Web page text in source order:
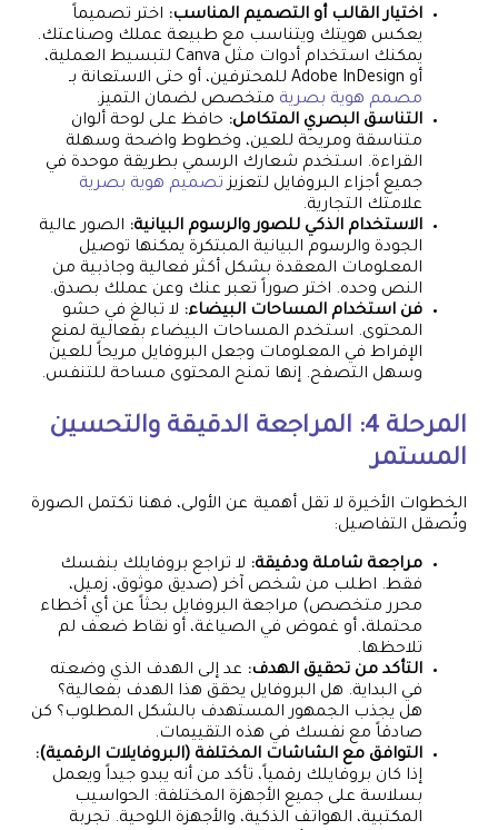
اختيار القالب أو التصميم المناسب: اختر تصميماً
يعكس هويتك ويتناسب مع طبيعة عملك وصناعتك.
يمكنك استخدام أدوات مثل Canva لتبسيط العملية،
أو Adobe InDesign للمحترفين، أو حتى الاستعانة بـ
مصمم هوية بصرية متخصص لضمان التميز.
التناسق البصري المتكامل: حافظ على لوحة ألوان
متناسقة ومريحة للعين، وخطوط واضحة وسهلة
القراءة. استخدم شعارك الرسمي بطريقة موحدة في
جميع أجزاء البروفايل لتعزيزتصميم هوية بصرية
علامتك التجارية.
الاستخدام الذكي للصور والرسوم البيانية: الصور عالية
الجودة والرسوم البيانية المبتكرة يمكنها توصيل
المعلومات المعقدة بشكل أكثر فعالية وجاذبية من
النص وحده. اختر صوراً تعبر عنك وعن عملك بصدق.
فن استخدام المساحات البيضاء: لا تبالغ في حشو
المحتوى. استخدم المساحات البيضاء بفعالية لمنع
الإفراط في المعلومات وجعل البروفايل مريحاً للعين
وسهل التصفح. إنها تمنح المحتوى مساحة للتنفس.
المرحلة 4: المراجعة الدقيقة والتحسين
المستمر
الخطوات الأخيرة لا تقل أهمية عن الأولى، فهنا تكتمل الصورة
وتُصقل التفاصيل:
مراجعة شاملة ودقيقة: لا تراجع بروفايلك بنفسك
فقط. اطلب من شخص آخر (صديق موثوق، زميل،
محرر متخصص) مراجعة البروفايل بحثاً عن أي أخطاء
محتملة، أو غموض في الصياغة، أو نقاط ضعف لم
تلاحظها.
التأكد من تحقيق الهدف: عد إلى الهدف الذي وضعته
في البداية. هل البروفايل يحقق هذا الهدف بفعالية؟
هل يجذب الجمهور المستهدف بالشكل المطلوب؟ كن
صادقاً مع نفسك في هذه التقييمات.
التوافق مع الشاشات المختلفة (البروفايلات الرقمية):
إذا كان بروفايلك رقمياً، تأكد من أنه يبدو جيداً ويعمل
بسلاسة على جميع الأجهزة المختلفة: الحواسيب
المكتبية، الهواتف الذكية، والأجهزة اللوحية. تجربة